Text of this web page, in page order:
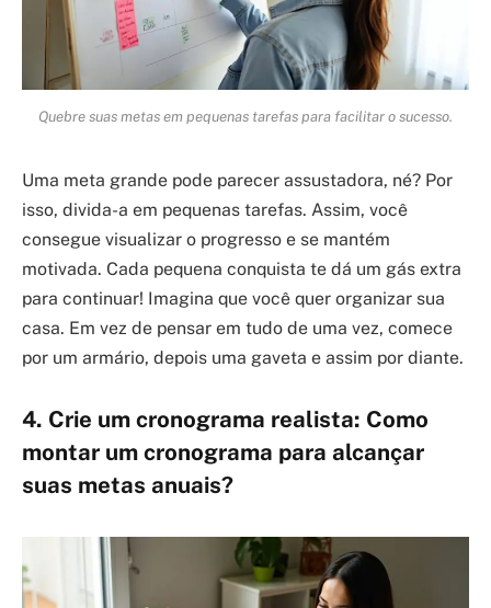
Quebre suas metas em pequenas tarefas para facilitar o sucesso.
Uma meta grande pode parecer assustadora, né? Por
isso, divida-a em pequenas tarefas. Assim, você
consegue visualizar o progresso e se mantém
motivada. Cada pequena conquista te dá um gás extra
para continuar! Imagina que você quer organizar sua
casa. Em vez de pensar em tudo de uma vez, comece
por um armário, depois uma gaveta e assim por diante.
4. Crie um cronograma realista: Como
montar um cronograma para alcançar
suas metas anuais?